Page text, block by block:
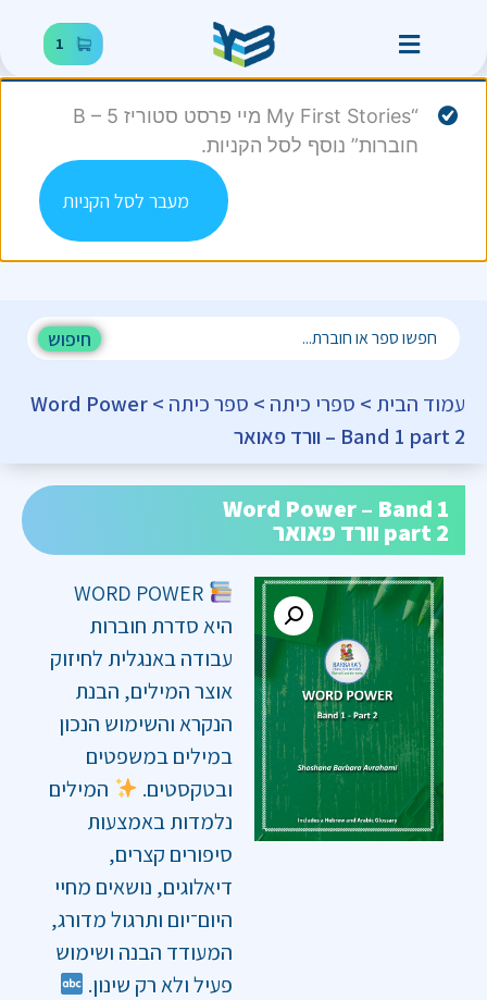
1
“My First Stories מיי פרסט סטוריז B – 5
חוברות” נוסף לסל הקניות.
מעבר לסל הקניות
חיפוש
עמוד הבית > ספרי כיתה > ספר כיתה
> Word Power
– Band 1 part 2 וורד פאואר
Word Power – Band 1
part 2 וורד פאואר
WORD POWER
היא סדרת חוברות
עבודה באנגלית לחיזוק
אוצר המילים, הבנת
הנקרא והשימוש הנכון
במילים במשפטים
ובטקסטים.
המילים
נלמדות באמצעות
סיפורים קצרים,
דיאלוגים, נושאים מחיי
היום־יום ותרגול מדורג,
המעודד הבנה ושימוש
פעיל ולא רק שינון.